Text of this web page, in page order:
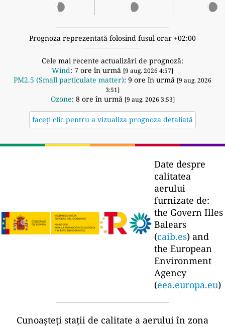
Prognoza reprezentată folosind fusul orar +02:00
Cele mai recente actualizări de prognoză:
Wind: 7 ore în urmă [9 aug. 2026 4:57]
PM2.5 (Small particulate matter): 9 ore în urmă [9 aug. 2026
3:51]
Ozone: 8 ore în urmă [9 aug. 2026 3:53]
faceți clic pentru a vizualiza prognoza detaliată
Date despre
calitatea
aerului
furnizate de:
the Govern Illes
Balears
(caib.es) and
the European
Environment
Agency
(eea.europa.eu)
Cunoașteți stații de calitate a aerului în zona